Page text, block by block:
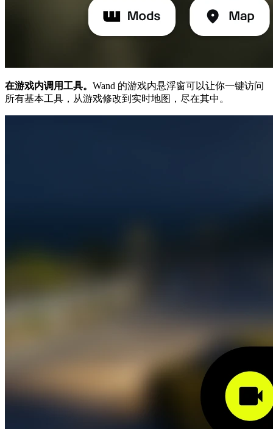
在游戏内调用工具。 Wand 的游戏内悬浮窗可以让你一键访问
所有基本工具，从游戏修改到实时地图，尽在其中。